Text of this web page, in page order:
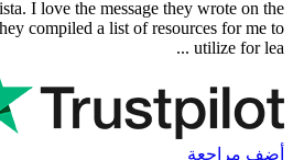
I absolutely love 4barista. I love the
delivery box. I love that they compiled a